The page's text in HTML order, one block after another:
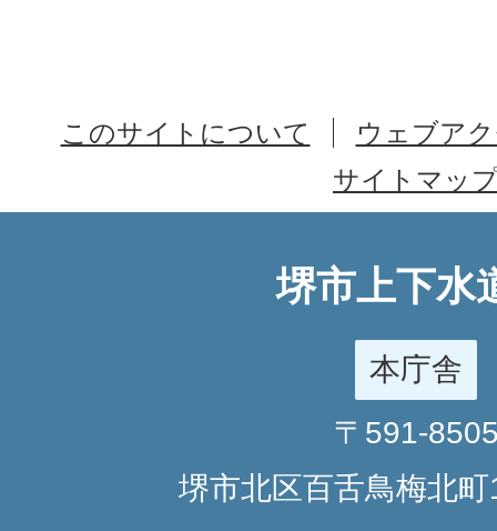
このサイトについて
ウェブア
サイトマッ
堺市上下水
本庁舎
〒591-
堺市北区百舌鳥梅北